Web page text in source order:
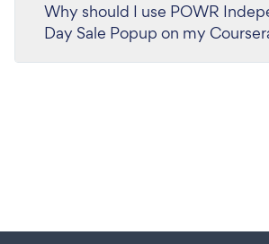
Why should I use POWR
Day Sale Popup on my